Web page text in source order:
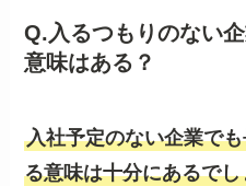
Q.入るつもりのない
意味はある？
入社予定のない企業で
る意味は十分にあるでし